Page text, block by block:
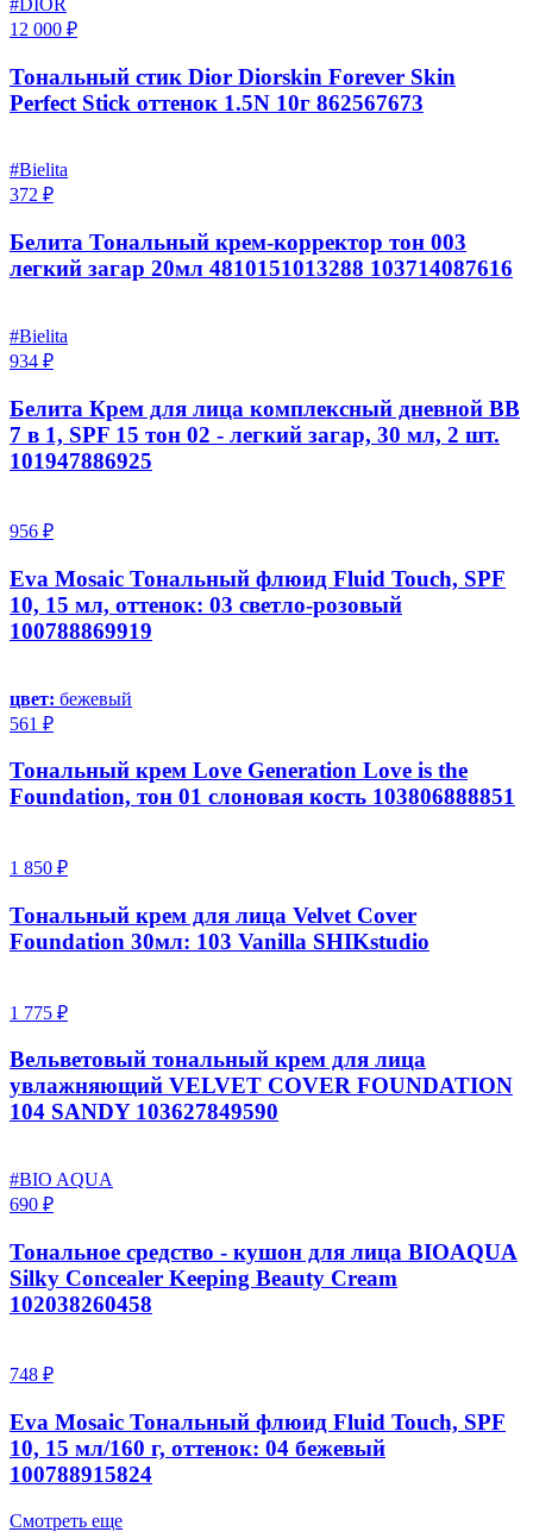
#DIOR
12 000 ₽
Тональный стик Dior Diorskin Forever Skin
Perfect Stick оттенок 1.5N 10г 862567673
#Bielita
372 ₽
Белита Тональный крем-корректор тон 003
легкий загар 20мл 4810151013288 103714087616
#Bielita
934 ₽
Белита Крем для лица комплексный дневной ВВ
7 в 1, SPF 15 тон 02 - легкий загар, 30 мл, 2 шт.
101947886925
956 ₽
Eva Mosaic Тональный флюид Fluid Touch, SPF
10, 15 мл, оттенок: 03 светло-розовый
100788869919
цвет: бежевый
561 ₽
Тональный крем Love Generation Love is the
Foundation, тон 01 слоновая кость 103806888851
1 850 ₽
Тональный крем для лица Velvet Cover
Foundation 30мл: 103 Vanilla SHIKstudio
1 775 ₽
Вельветовый тональный крем для лица
увлажняющий VELVET COVER FOUNDATION
104 SANDY 103627849590
#BIO AQUA
690 ₽
Тональное средство - кушон для лица BIOAQUA
Silky Concealer Keeping Beauty Cream
102038260458
748 ₽
Eva Mosaic Тональный флюид Fluid Touch, SPF
10, 15 мл/160 г, оттенок: 04 бежевый
100788915824
Смотреть еще